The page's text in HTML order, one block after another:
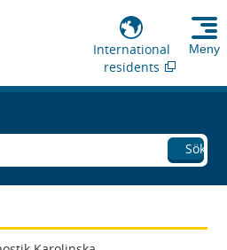
International
residents
Meny
Sök